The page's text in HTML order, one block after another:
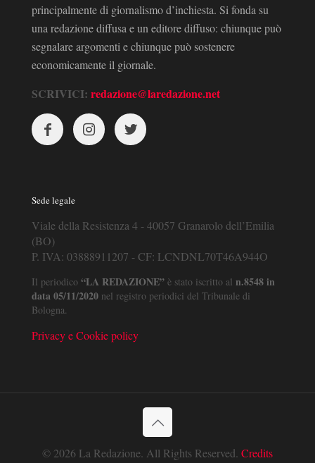
principalmente di giornalismo d’inchiesta. Si fonda su
una redazione diffusa e un editore diffuso: chiunque può
segnalare argomenti e chiunque può sostenere
economicamente il giornale.
SCRIVICI: redazione@laredazione.net
Sede legale
Viale della Resistenza 4 - 40057 Granarolo dell’Emilia
(BO)
P. IVA: 03888911207 - CF: LCNDNL70T46A944O
Il periodico “LA REDAZIONE” è stato iscritto al n.8548 in
data 05/11/2020 nel registro periodici del Tribunale di
Bologna.
Privacy e Cookie policy
© 2026 La Redazione. All Rights Reserved. Credits